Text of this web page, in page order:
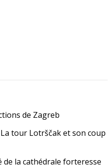
de Zagreb
tour Lotrščak et son coup
de la cathédrale forteresse